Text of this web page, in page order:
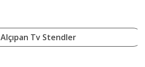
Alçıpan Tv Stendler